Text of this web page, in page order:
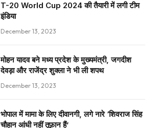
T-20 World Cup 2024 की तैयारी में लगी टीम
इंडिया
December 13, 2023
मोहन यादव बने मध्य प्रदेश के मुख्यमंत्री, जगदीश
देवड़ा और राजेंद्र शुक्ला ने भी ली शपथ
December 13, 2023
भोपाल में मामा के लिए दीवानगी, लगे नारे ‘शिवराज सिंह
चौहान आंधी नहीं तूफ़ान हैं’